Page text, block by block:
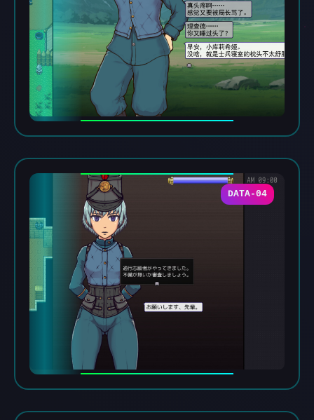
DATA-04